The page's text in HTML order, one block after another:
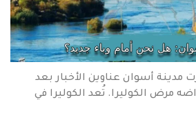
مدينة أسوان عناوين الأخبار بعد
مرض الكوليرا. تُعد الكوليرا في